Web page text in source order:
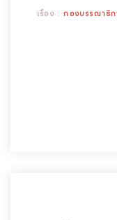
เรื่อง :กองบรรณาธิก